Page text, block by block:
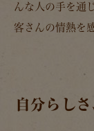
んな人の手を通
客さんの情熱を
自分らし